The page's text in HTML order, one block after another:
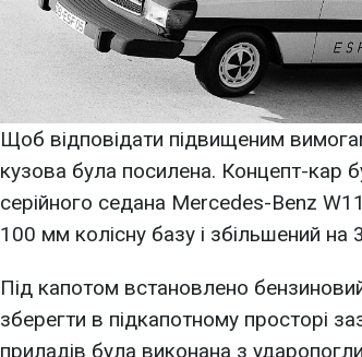
Щоб відповідати підвищеним
кузова була посилена. Концепт-кар
серійного седана Mercedes-Benz
100 мм колісну базу і збільшений на
Під капотом встановлено
зберегти в підкапотному просторі
приладів була виконана з